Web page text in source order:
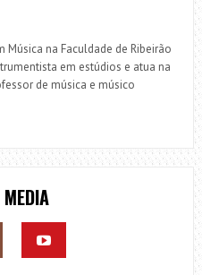
Música na Faculdade de Ribeirão
em estúdios e atua na
de música e músico